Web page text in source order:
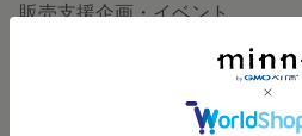
販売支援企画・イベント
minneとものづくりと